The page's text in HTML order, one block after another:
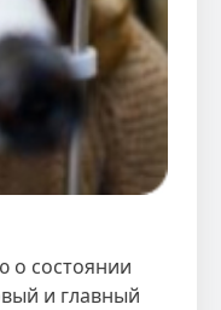
о состоянии
и главный